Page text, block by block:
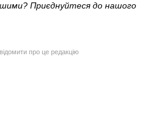
Приєднуйтеся до нашого
про це редакцію